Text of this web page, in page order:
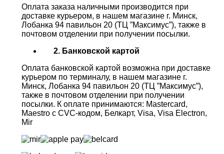
Оплата заказа наличными производится при
доставке курьером, в нашем магазине г. Минск,
Лобанка 94 павильон 20 (ТЦ ”Максимус”), также в
почтовом отделении при получении посылки.
2. Банковской картой
Оплата банковской картой возможна при доставке
курьером по терминалу, в нашем магазине г.
Минск, Лобанка 94 павильон 20 (ТЦ ”Максимус”),
также в почтовом отделении при получении
посылки. К оплате принимаются: Mastercard,
Maestro с CVC-кодом, Белкарт, Visa, Visa Electron,
Mir